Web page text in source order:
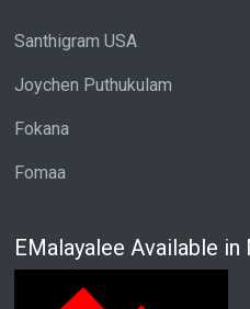
Santhigram USA
Joychen Puthukulam
Fokana
Fomaa
EMalayalee Available in